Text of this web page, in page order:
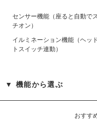
センサー機能（座ると自動で
チオン）
イルミネーション機能（ヘッ
トスイッチ連動）
▼ 機能から選ぶ
おすす